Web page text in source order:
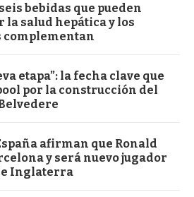
bebidas que pueden
la salud hepática y los
complementan
etapa”: la fecha clave que
por la construcción del
afirman que Ronald
y será nuevo jugador
Inglaterra